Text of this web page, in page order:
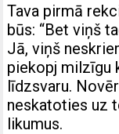
Tava pirmā
būs: “Bet viņš
Jā, viņš
piekopj milzīgu
līdzsvaru.
neskatoties uz
likumus.